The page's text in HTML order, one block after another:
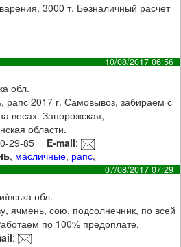
3000 т. Безналичный расчет
10/08/2017 06:56
обл.
рапс 2017 г. Самовывоз, забираем с
весах. Запорожская,
области.
29-85 E-mail:
, масличные, рапс,
07/08/2017 07:29
обл.
ячмень, сою, подсолнечник, по всей
по 100% предоплате.
: